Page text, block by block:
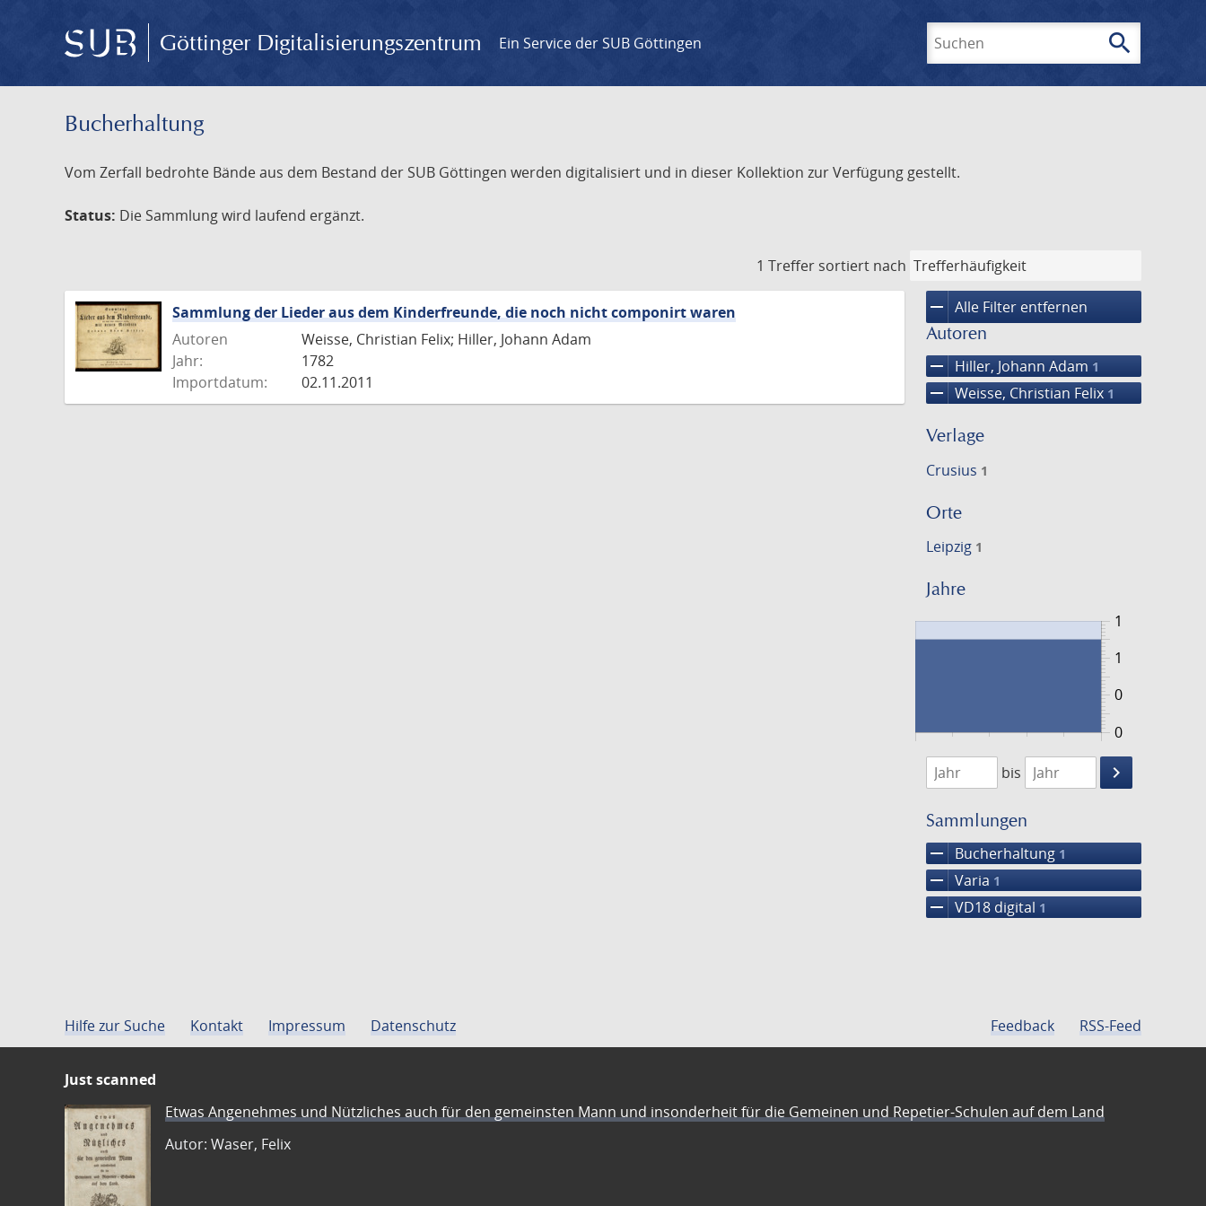
Göttinger Digitalisierungszentrum Ein Service der SUB Göttingen search
Bucherhaltung
Vom Zerfall bedrohte Bände aus dem Bestand der SUB Göttingen werden digitalisiert und in dieser Kollektion zur Verfügung gestellt.
Status: Die Sammlung wird laufend ergänzt.
1 Treffer sortiert nach
remove Alle Filter entfernen
Autoren
remove Hiller, Johann Adam 1
remove Weisse, Christian Felix 1
Verlage
Crusius 1
Orte
Leipzig 1
Jahre
0
1
0
1
1782
1783
bis
keyboard_arrow_right
Suche
Sammlungen
remove Bucherhaltung 1
remove Varia 1
remove VD18 digital 1
Sammlung der Lieder aus dem Kinderfreunde, die noch nicht componirt waren
Autoren
Weisse, Christian Felix; Hiller, Johann Adam
Jahr:
1782
Importdatum:
02.11.2011
Hilfe zur Suche Kontakt Impressum Datenschutz Feedback RSS-Feed
Just scanned
Etwas Angenehmes und Nützliches auch für den gemeinsten Mann und insonderheit für die Gemeinen und Repetier-Schulen auf dem Land
Autor: Waser, Felix